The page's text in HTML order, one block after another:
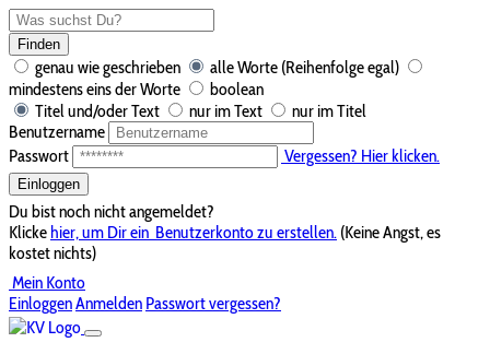
Finden
genau wie geschrieben
alle Worte (Reihenfolge egal)
mindestens eins der Worte
boolean
Titel und/oder Text
nur im Text
nur im Titel
Benutzername
Passwort
Vergessen? Hier klicken.
Einloggen
Du bist noch nicht angemeldet?
Klickehier, um Dir ein Benutzerkonto zu erstellen. (Keine Angst, es
kostet nichts)
Mein Konto
EinloggenAnmelden Passwort vergessen?